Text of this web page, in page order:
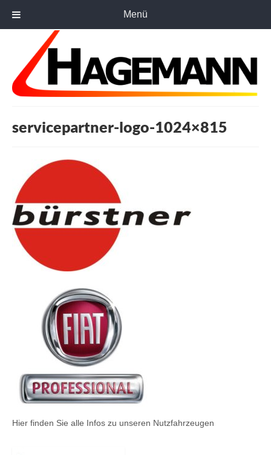
servicepartner-logo-1024×815
Hier finden Sie alle Infos zu unseren Nutzfahrzeugen
Menü